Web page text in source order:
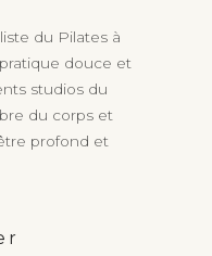
du Pilates à
douce et
studios du
du corps et
profond et